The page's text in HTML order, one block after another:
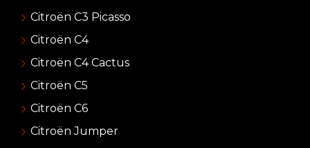
Citroën C3 Picasso
Citroën C4
Citroën C4 Cactus
Citroën C5
Citroën C6
Citroën Jumper